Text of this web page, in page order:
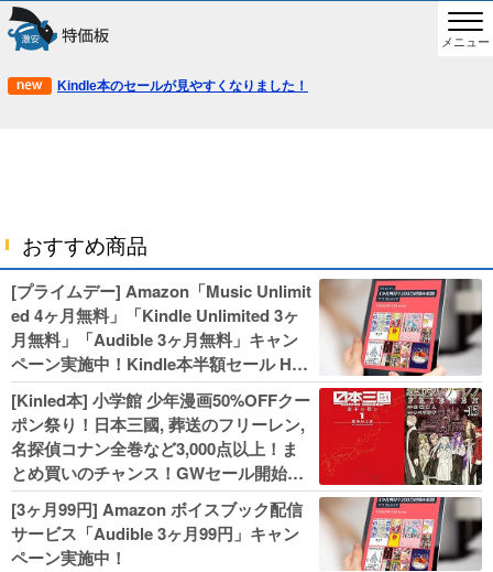
メニュー
Kindle本のセールが見やすくなりました！
おすすめ商品
[プライムデー] Amazon「Music Unlimit
ed 4ヶ月無料」「Kindle Unlimited 3ヶ
月無料」「Audible 3ヶ月無料」キャン
ペーン実施中！Kindle本半額セール HU
NTER×HUNTERなど集英社、無職転生,
幼女戦記などKADOKAWA、キャプテン
翼100円セールも！
[Kinled本] 小学館 少年漫画50%OFFクー
ポン祭り！日本三國, 葬送のフリーレン,
名探偵コナン全巻など3,000点以上！ま
とめ買いのチャンス！GWセール開始！
人気コミック多数 カドカワ祭やIT関連本
がセールに！
[3ヶ月99円] Amazon ボイスブック配信
サービス「Audible 3ヶ月99円」キャン
ペーン実施中！